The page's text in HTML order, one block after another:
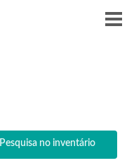
Pesquisa no inventário